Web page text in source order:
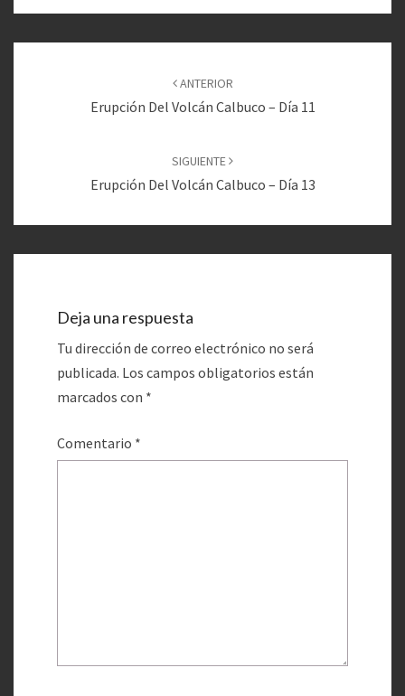
ANTERIOR
Erupción Del Volcán Calbuco – Día 11
SIGUIENTE
Erupción Del Volcán Calbuco – Día 13
Deja una respuesta
Tu dirección de correo electrónico no será
publicada. Los campos obligatorios están
marcados con *
Comentario *